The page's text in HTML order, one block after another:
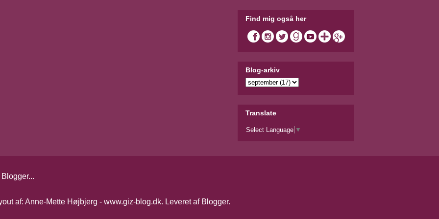
Find mig også her
Blog-arkiv
Translate
Select Language ▼
af: Anne-Mette Højbjerg - www.giz-blog.dk. Leveret af Blogger.